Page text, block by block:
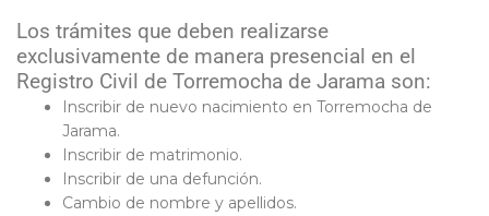
Los trámites que deben realizarse
exclusivamente de manera presencial en el
Registro Civil de Torremocha de Jarama son:
Inscribir de nuevo nacimiento en Torremocha de
Jarama.
Inscribir de matrimonio.
Inscribir de una defunción.
Cambio de nombre y apellidos.